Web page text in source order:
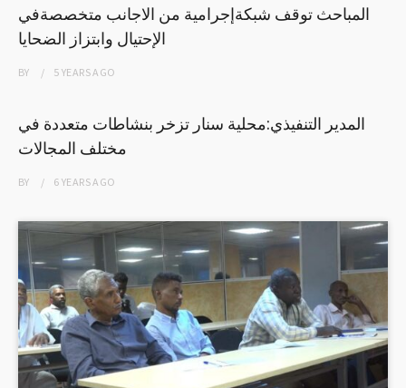
المباحث توقف شبكةإجرامية من الاجانب متخصصةفي
الإحتيال وابتزاز الضحايا
BY 5 YEARSAGO
المدير التنفيذي:محلية سنار تزخر بنشاطات متعددة في
مختلف المجالات
BY 6 YEARSAGO